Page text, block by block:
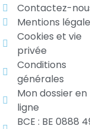
Contactez-
Mentions
Cookies et vie
privée
Conditions
générales
Mon dossier en
ligne
BCE : BE 0888